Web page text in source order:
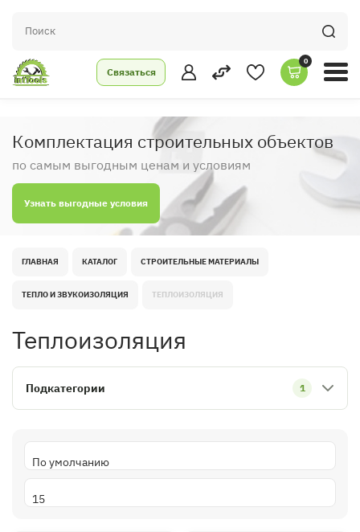
Связаться
0
Комплектация строительных объектов
по самым выгодным ценам и условиям
Узнать выгодные условия
ГЛАВНАЯ КАТАЛОГ СТРОИТЕЛЬНЫЕ МАТЕРИАЛЫ
ТЕПЛО И ЗВУКОИЗОЛЯЦИЯ ТЕПЛОИЗОЛЯЦИЯ
Теплоизоляция
Подкатегории 1